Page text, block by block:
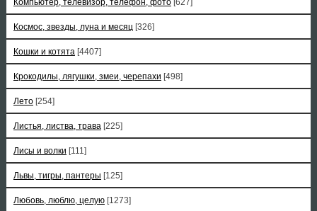
Компьютер, телевизор, телефон, фото [627]
Космос, звезды, луна и месяц [326]
Кошки и котята [4407]
Крокодилы, лягушки, змеи, черепахи [498]
Лето [254]
Листья, листва, трава [225]
Лисы и волки [111]
Львы, тигры, пантеры [125]
Любовь, люблю, целую [1273]